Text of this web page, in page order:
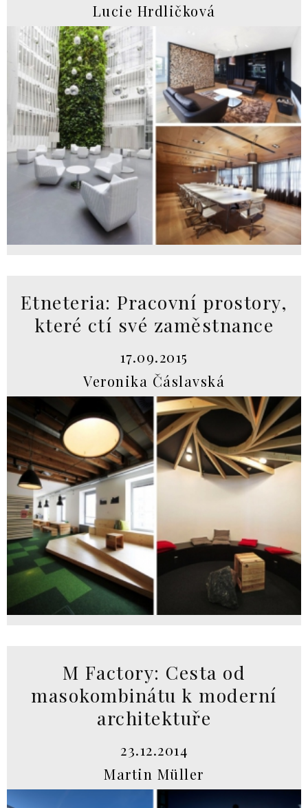
Lucie Hrdličková
Etneteria: Pracovní prostory,
které ctí své zaměstnance
17.09.2015
Veronika Čáslavská
M Factory: Cesta od
masokombinátu k moderní
architektuře
23.12.2014
Martin Müller